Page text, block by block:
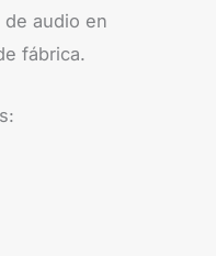
audio en
fábrica.